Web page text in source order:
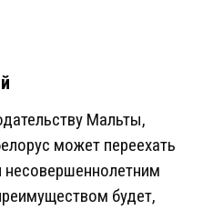
Мальты,
может переехать
несовершеннолетним
будет,